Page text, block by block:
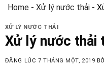
Home - Xử lý nước thải -
XỬ LÝ NƯỚC THẢI
Xử lý nước thải
ĐĂNG LÚC 7 THÁNG MỘT, 2019